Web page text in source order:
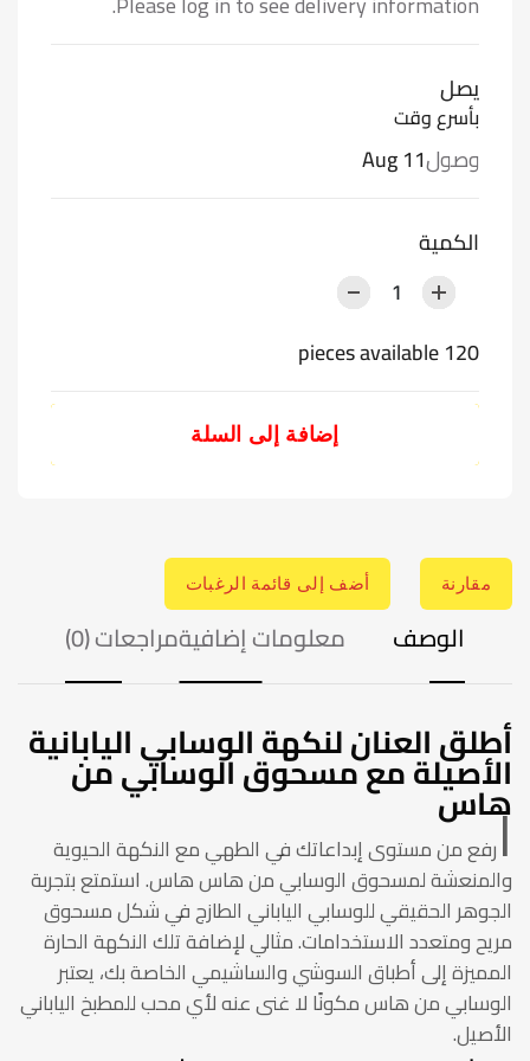
يصل
بأسرع وقت
وصولAug 11
الكمية
120 pieces available
إضافة إلى السلة
مقارنة أضف إلى قائمة الرغبات
الوصف معلومات إضافيةمراجعات (0)
أطلق العنان لنكهة الوسابي اليابانية
الأصيلة مع مسحوق الوسابي من
هاس
ارفع من مستوى إبداعاتك في الطهي مع النكهة الحيوية
والمنعشة لمسحوق الوسابي من هاس هاس. استمتع بتجربة
الجوهر الحقيقي للوسابي الياباني الطازج في شكل مسحوق
مريح ومتعدد الاستخدامات. مثالي لإضافة تلك النكهة الحارة
المميزة إلى أطباق السوشي والساشيمي الخاصة بك، يعتبر
الوسابي من هاس مكونًا لا غنى عنه لأي محب للمطبخ الياباني
الأصيل.